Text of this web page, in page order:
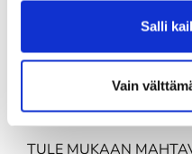
Salli
Vain
verenkiertoelimistön
aineenvaihduntaan.
yhteisöllisyys on hyvä
TULE MUKAAN